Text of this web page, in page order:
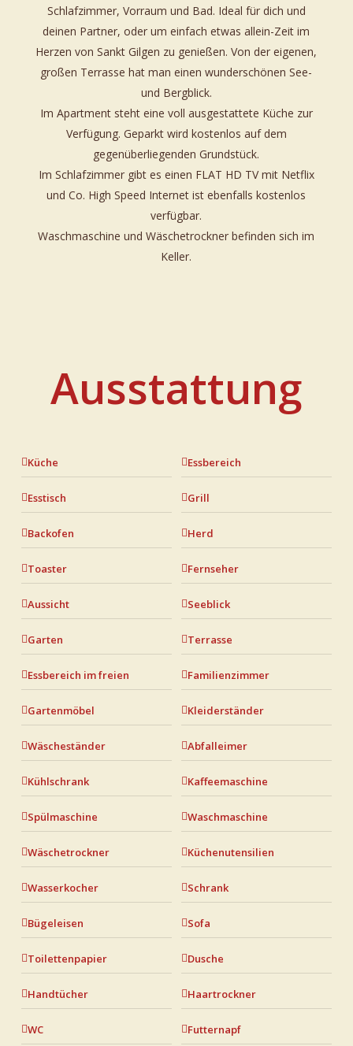
Schlafzimmer, Vorraum und Bad. Ideal für dich und
deinen Partner, oder um einfach etwas allein-Zeit im
Herzen von Sankt Gilgen zu genießen. Von der eigenen,
großen Terrasse hat man einen wunderschönen See-
und Bergblick.
Im Apartment steht eine voll ausgestattete Küche zur
Verfügung. Geparkt wird kostenlos auf dem
gegenüberliegenden Grundstück.
Im Schlafzimmer gibt es einen FLAT HD TV mit Netflix
und Co. High Speed Internet ist ebenfalls kostenlos
verfügbar.
Waschmaschine und Wäschetrockner befinden sich im
Keller.
Ausstattung
Küche Essbereich
Esstisch Grill
Backofen Herd
Toaster Fernseher
Aussicht Seeblick
Garten Terrasse
Essbereich im freien Familienzimmer
Gartenmöbel Kleiderständer
Wäscheständer Abfalleimer
Kühlschrank Kaffeemaschine
Spülmaschine Waschmaschine
Wäschetrockner Küchenutensilien
Wasserkocher Schrank
Bügeleisen Sofa
Toilettenpapier Dusche
Handtücher Haartrockner
WC Futternapf